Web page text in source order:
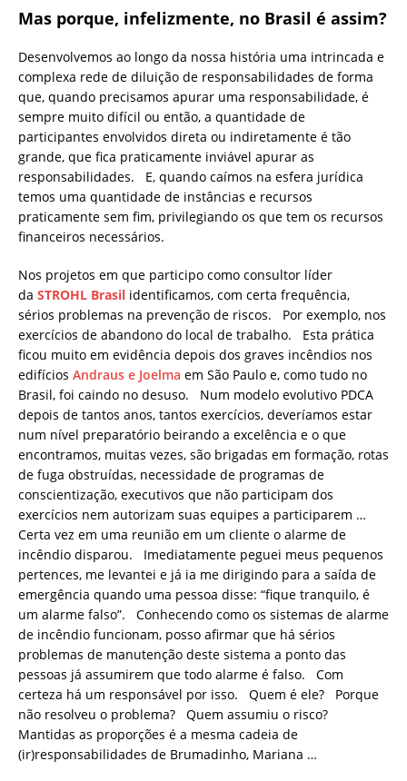
Mas porque, infelizmente, no Brasil é assim?
Desenvolvemos ao longo da nossa história uma intrincada e
complexa rede de diluição de responsabilidades de forma
que, quando precisamos apurar uma responsabilidade, é
sempre muito difícil ou então, a quantidade de
participantes envolvidos direta ou indiretamente é tão
grande, que fica praticamente inviável apurar as
responsabilidades. E, quando caímos na esfera jurídica
temos uma quantidade de instâncias e recursos
praticamente sem fim, privilegiando os que tem os recursos
financeiros necessários.
Nos projetos em que participo como consultor líder
da STROHL Brasil identificamos, com certa frequência,
sérios problemas na prevenção de riscos. Por exemplo, nos
exercícios de abandono do local de trabalho. Esta prática
ficou muito em evidência depois dos graves incêndios nos
edifícios Andraus e Joelma em São Paulo e, como tudo no
Brasil, foi caindo no desuso. Num modelo evolutivo PDCA
depois de tantos anos, tantos exercícios, deveríamos estar
num nível preparatório beirando a excelência e o que
encontramos, muitas vezes, são brigadas em formação, rotas
de fuga obstruídas, necessidade de programas de
conscientização, executivos que não participam dos
exercícios nem autorizam suas equipes a participarem …
Certa vez em uma reunião em um cliente o alarme de
incêndio disparou. Imediatamente peguei meus pequenos
pertences, me levantei e já ia me dirigindo para a saída de
emergência quando uma pessoa disse: “fique tranquilo, é
um alarme falso”. Conhecendo como os sistemas de alarme
de incêndio funcionam, posso afirmar que há sérios
problemas de manutenção deste sistema a ponto das
pessoas já assumirem que todo alarme é falso. Com
certeza há um responsável por isso. Quem é ele? Porque
não resolveu o problema? Quem assumiu o risco?
Mantidas as proporções é a mesma cadeia de
(ir)responsabilidades de Brumadinho, Mariana …